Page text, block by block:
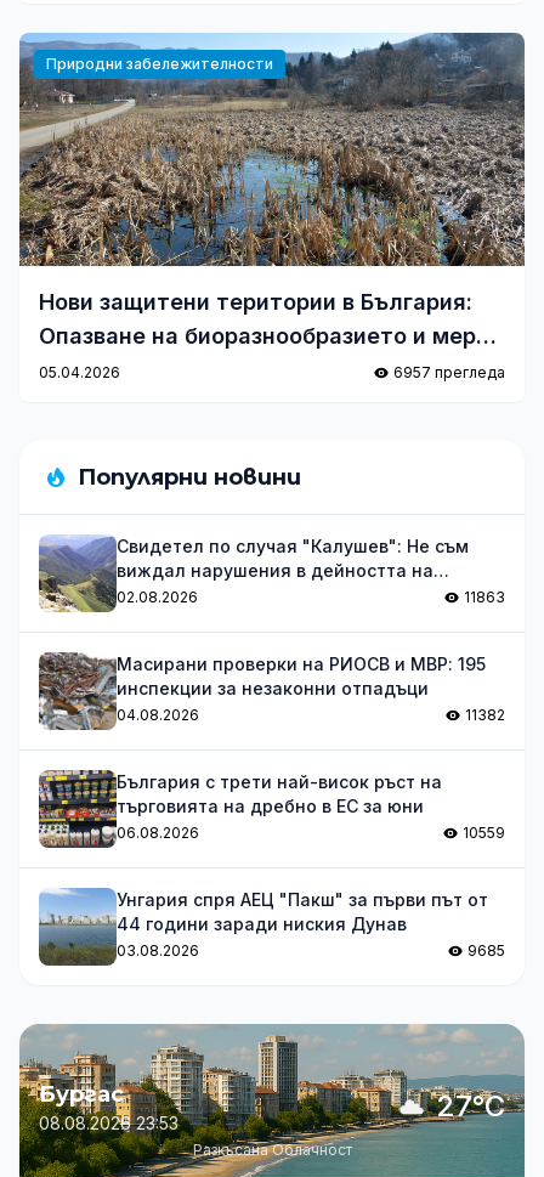
Природни забележителности
Нови защитени територии в България:
Опазване на биоразнообразието и мерки
за превенция
05.04.2026 6957 прегледа
Популярни новини
Свидетел по случая "Калушев": Не съм
виждал нарушения в дейността на
групата
02.08.2026 11863
Масирани проверки на РИОСВ и МВР: 195
инспекции за незаконни отпадъци
04.08.2026 11382
България с трети най-висок ръст на
търговията на дребно в ЕС за юни
06.08.2026 10559
Унгария спря АЕЦ "Пакш" за първи път от
44 години заради ниския Дунав
03.08.2026 9685
Бургас
08.08.2026 23:53 27°C
Разкъсана Облачност